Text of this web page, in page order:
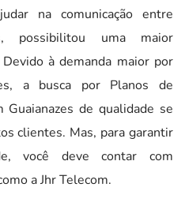
na comunicação entre
possibilitou uma maior
à demanda maior por
a busca por Planos de
de qualidade se
clientes. Mas, para garantir
você deve contar com
a Jhr Telecom.